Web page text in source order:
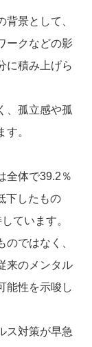
景として、
ークなどの影
に積み上げら
、孤立感や孤
。
全体で39.2％
下したもの
ています。
ではなく、
来のメンタル
能性を示唆し
ス対策が早急